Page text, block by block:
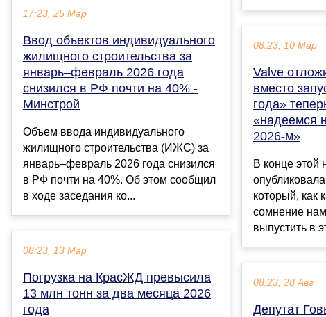
17:23, 25 Мар
Ввод объектов индивидуального
жилищного строительства за
январь–февраль 2026 года
снизился в РФ почти на 40% -
Минстрой
Объем ввода индивидуального
жилищного строительства (ИЖС) за
январь–февраль 2026 года снизился
в РФ почти на 40%. Об этом сообщил
в ходе заседания ко...
08:23, 13 Мар
Погрузка на КрасЖД превысила
13 млн тонн за два месяца 2026
года
08:23, 10 Мар
Valve
вместо
года»
«надеемся
2026-м»
В конце этой
который, как
сомнение
выпустить в
08:23, 28 Авг
Депутат